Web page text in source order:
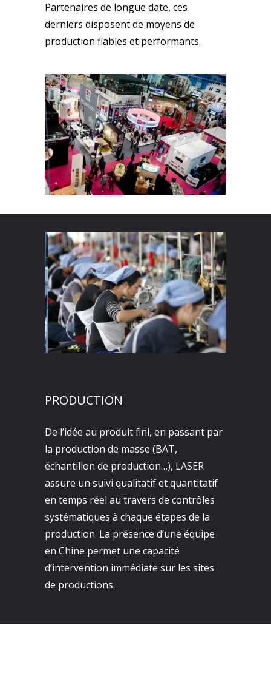
Partenaires de longue date, ces
derniers disposent de moyens de
production fiables et performants.
PRODUCTION
De l’idée au produit fini, en passant par
la production de masse (BAT,
échantillon de production…), LASER
assure un suivi qualitatif et quantitatif
en temps réel au travers de contrôles
systématiques à chaque étapes de la
production. La présence d’une équipe
en Chine permet une capacité
d’intervention immédiate sur les sites
de productions.